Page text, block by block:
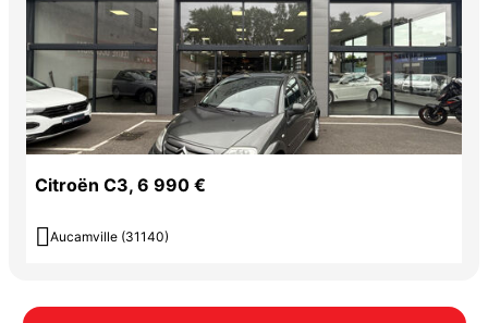
Citroën C3, 6 990 €
 Aucamville (31140)